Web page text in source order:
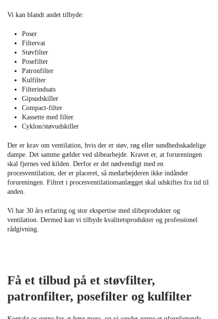
Vi kan blandt andet tilbyde:​​
Poser
Filtervat
Støvfilter
Posefilter
Patronfilter
Kulfilter
Filterindsats
Gipsudskiller
Compact-filter
Kassette med filter
Cyklon/støvudskiller​
Der er krav om ventilation, hvis der er støv, røg eller sundhedsskadelige
dampe. Det samme gælder ved slibearbejde. Kravet er, at forureningen
skal fjernes ved kilden. Derfor er det nødvendigt med en
procesventilation, der er placeret, så medarbejderen ikke indånder
forureningen. Filtret i procesventilationsanlægget skal udskiftes fra tid til
anden.
Vi har 30 års erfaring og stor ekspertise med slibeprodukter og
ventilation. Dermed kan vi tilbyde kvalitetsprodukter og professionel
rådgivning.
Få et tilbud på et støvfilter,
patronfilter, posefilter og kulfilter